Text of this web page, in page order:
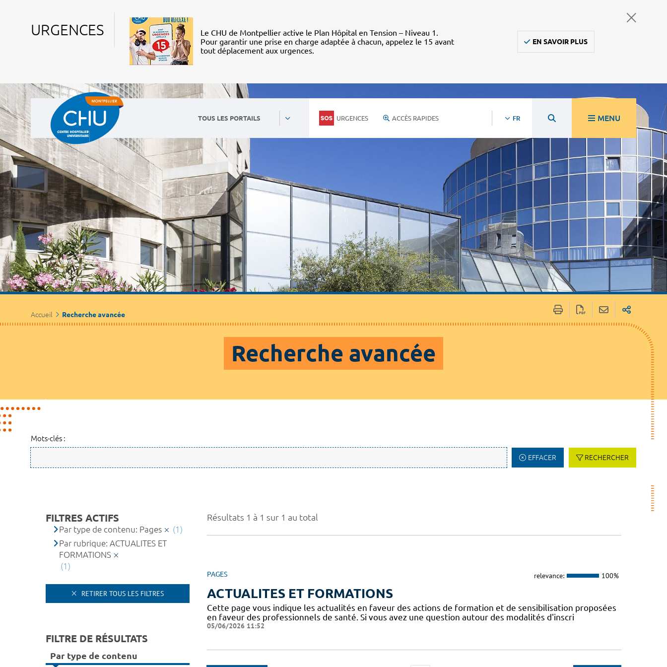
URGENCES
Le CHU de Montpellier active le Plan Hôpital en Tension – Niveau 1.
Pour garantir une prise en charge adaptée à chacun, appelez le 15 avant
tout déplacement aux urgences.
EN SAVOIR PLUS
TOUS LES PORTAILS URGENCES ACCÈS RAPIDES FR MENU
Accueil Recherche avancée
Recherche avancée
Mots-clés :
EFFACER RECHERCHER
Résultats 1 à 1 sur 1 au total
PAGES relevance: 100%
ACTUALITES ET FORMATIONS
Cette page vous indique les actualités en faveur des actions de formation et de sensibilisation proposées
en faveur des professionnels de santé. Si vous avez une question autour des modalités d'inscri
05/06/2026 11:52
FILTRES ACTIFS
Par type de contenu: Pages
(1)
Par rubrique: ACTUALITES ET
FORMATIONS
(1)
RETIRER TOUS LES FILTRES
FILTRE DE RÉSULTATS
Par type de contenu